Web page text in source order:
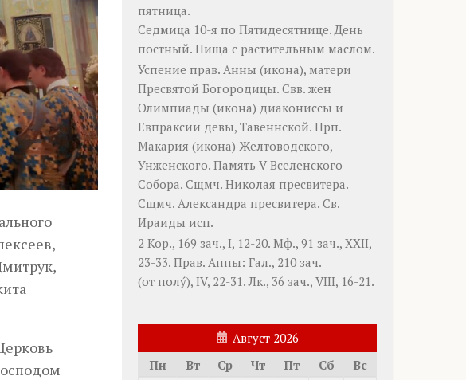
пятница.
Седмица 10-я по Пятидесятнице. День
постный. Пища с растительным маслом.
Успение прав. Анны (икона), матери
Пресвятой Богородицы. Свв. жен
Олимпиады (икона) диакониссы и
Евпраксии девы, Тавеннской. Прп.
Макария (икона) Желтоводского,
Унженского. Память V Вселенского
Собора. Сщмч. Николая пресвитера.
Сщмч. Александра пресвитера. Св.
Ираиды исп.
2 Кор., 169 зач., I, 12-20. Мф., 91 зач., XXII,
23-33. Прав. Анны: Гал., 210 зач.
(от полу́), IV, 22-31. Лк., 36 зач., VIII, 16-21.
Август 2026
Пн
Вт Ср Чт Пт Сб
Вс